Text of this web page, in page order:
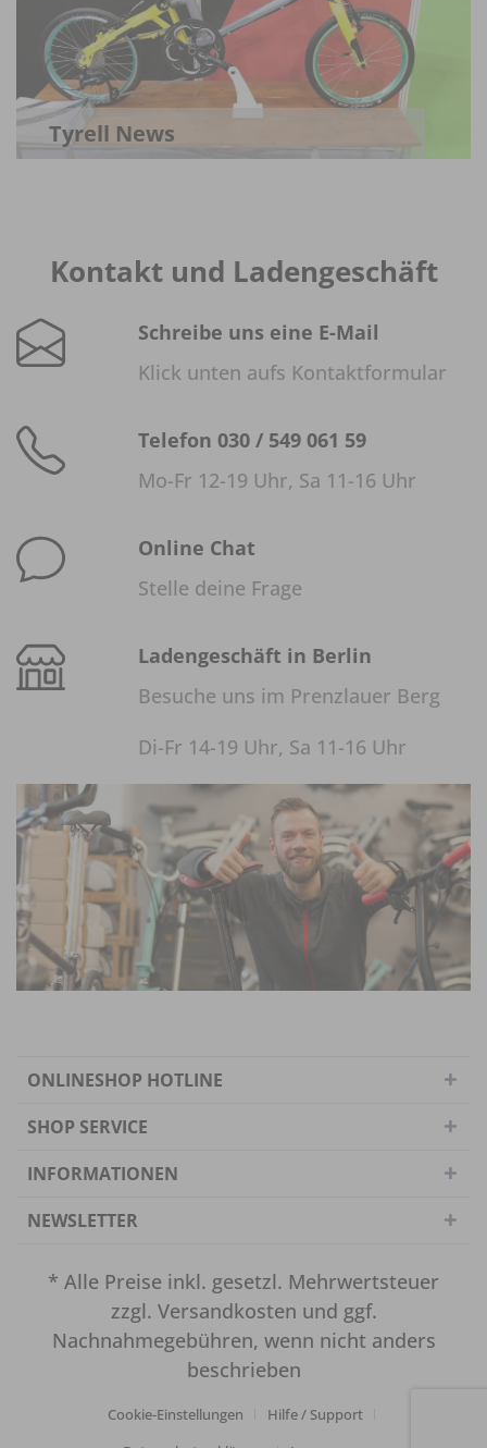
Tyrell News
Kontakt und Ladengeschäft
Schreibe uns eine E-Mail
Klick unten aufs Kontaktformular
Telefon 030 / 549 061 59
Mo-Fr 12-19 Uhr, Sa 11-16 Uhr
Online Chat
Stelle deine Frage
Ladengeschäft in Berlin
Besuche uns im Prenzlauer Berg
Di-Fr 14-19 Uhr, Sa 11-16 Uhr
ONLINESHOP HOTLINE
SHOP SERVICE
INFORMATIONEN
NEWSLETTER
* Alle Preise inkl. gesetzl. Mehrwertsteuer
zzgl. Versandkosten und ggf.
Nachnahmegebühren, wenn nicht anders
beschrieben
Cookie-Einstellungen
Hilfe / Support